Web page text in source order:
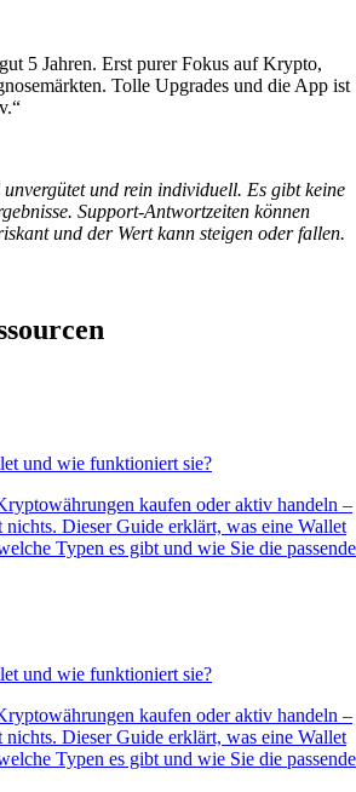
5 Jahren. Erst purer Fokus auf Krypto,
Tolle Upgrades und die App ist
und rein individuell. Es gibt keine
Support-Antwortzeiten können
und der Wert kann steigen oder fallen.
und wie funktioniert sie?
kaufen oder aktiv handeln –
Dieser Guide erklärt, was eine Wallet
Typen es gibt und wie Sie die passende
und wie funktioniert sie?
kaufen oder aktiv handeln –
Dieser Guide erklärt, was eine Wallet
Typen es gibt und wie Sie die passende